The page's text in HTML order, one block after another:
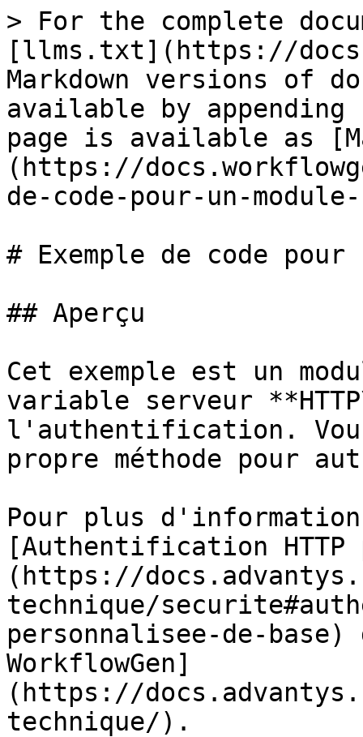
> For the complete
[llms.txt](https://
Markdown versions of
available by
page is available as
(https://
de-code-pour-un-
# Exemple de code pour
## Aperçu
Cet exemple est un
variable serveur
l'authentification.
propre méthode pour
Pour plus
[Authentification HTTP
(https://
technique/
personnalisee-de-
WorkflowGen]
(https://
technique/).